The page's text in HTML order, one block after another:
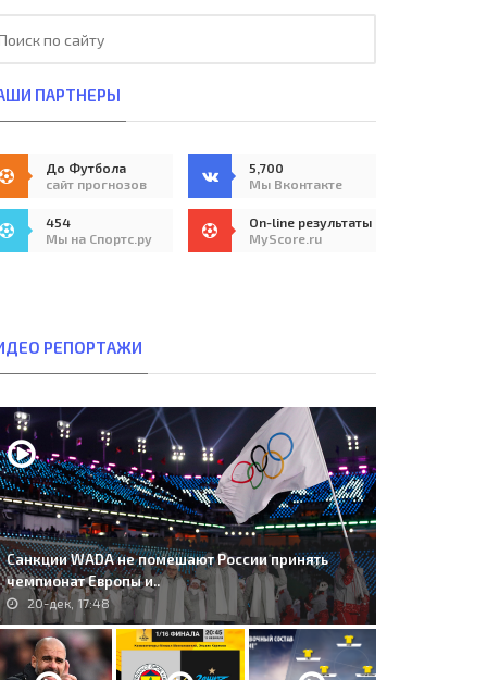
ПАРТНЕРЫ
До Футбола
сайт прогнозов
5,700
Мы Вконтакте
454
Мы на Спортс.ру
On-line результаты
MyScore.ru
РЕПОРТАЖИ
Санкции WADA не помешают России принять
чемпионат Европы и..
20-дек, 17:48